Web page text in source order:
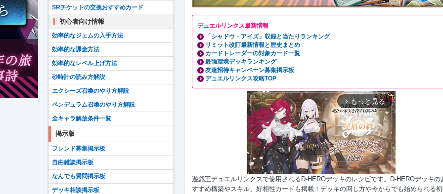
デュエルリンクス最新情報
「シャドウ・アイズ」収録と当たりランキング
リミット改訂最新情報と歴史まとめ
カードトレーダーの対象カード一覧
最強環境デッキランキング
友達招待キャンペーン募集掲示板
デュエルリンクス攻略TOP
arrow_forward_ios もっと見る
遊戯王デュエルリンクスで使用されるD-HEROデッキのレシピです。D-HEROデッキの
すすめ構築やスキル、好相性カードも掲載！デッキの回し方や今からでも始められる
SRチケットの交換おすすめカード
初心者向け情報
効率的なジェムの入手方法
効率的な課金方法
効率的なレベル上げ方法
砂時計の読み方解説
エクシーズ召喚のやり方解説
ペンデュラム召喚のやり方解説
全キャラ解放条件一覧
掲示版
フレンド募集掲示板
自由雑談掲示板
なんでも質問掲示板
デッキ相談掲示板